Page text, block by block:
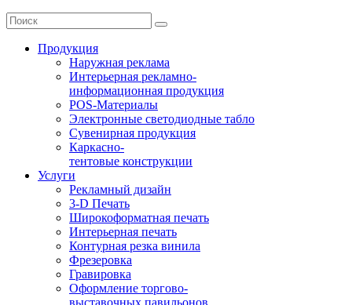
Продукция
Наружная реклама
Интерьерная рекламно-
информационная продукция
POS-Материалы
Электронные светодиодные табло
Сувенирная продукция
Каркасно-
тентовые конструкции
Услуги
Рекламный дизайн
3-D Печать
Широкоформатная печать
Интерьерная печать
Контурная резка винила
Фрезеровка
Гравировка
Оформление торгово-
выставочных павильонов